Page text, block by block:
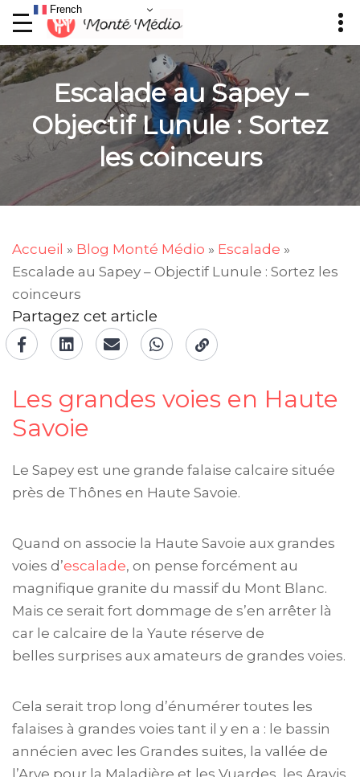
Escalade au Sapey –
Objectif Lunule : Sortez
les coinceurs
Accueil » Blog Monté Médio » Escalade »
Escalade au Sapey – Objectif Lunule : Sortez les
coinceurs
Partagez cet article
Les grandes voies en Haute
Savoie
Le Sapey est une grande falaise calcaire située
près de Thônes en Haute Savoie.
Quand on associe la Haute Savoie aux grandes
voies d’escalade, on pense forcément au
magnifique granite du massif du Mont Blanc.
Mais ce serait fort dommage de s’en arrêter là
car le calcaire de la Yaute réserve de
belles surprises aux amateurs de grandes voies.
Cela serait trop long d’énumérer toutes les
falaises à grandes voies tant il y en a : le bassin
annécien avec les Grandes suites, la vallée de
l’Arve pour la Maladière et les Vuardes, les Aravis
French